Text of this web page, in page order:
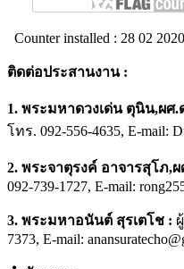
Counter installed : 28 02 2020
ติดต่อประสานงาน :
1. พระมหาดวงเด่น ตุนิน,ผศ.
โทร. 092-556-4635, E-mail:
2. พระจาตุรงค์ อาจารสุโภ,ผ
092-739-1727, E-mail:
3. พระมหาอนันต์ สุรเตโช :
7373, E-mail: